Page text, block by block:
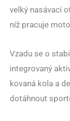
velký nasávací
níž pracuje
Vzadu se o
integrovaný
kovaná kola a
dotáhnout